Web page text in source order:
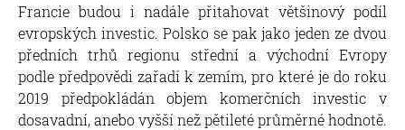
Francie budou i nadále přitahovat většinový podíl
evropských investic. Polsko se pak jako jeden ze dvou
předních trhů regionu střední a východní Evropy
podle předpovědi zařadí k zemím, pro které je do roku
2019 předpokládán objem komerčních investic v
dosavadní, anebo vyšší než pětileté průměrné hodnotě.